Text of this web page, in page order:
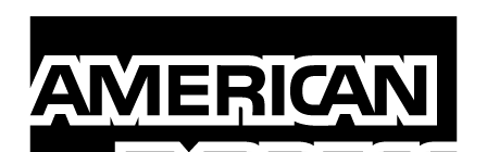
¿Por
qué
tan
importante